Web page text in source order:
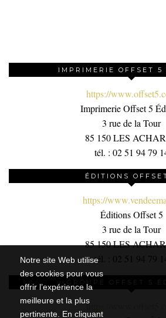
Notre site Web utilise
des cookies pour vous
offrir l’expérience la
meilleure et la plus
pertinente. En cliquant
IMPRIMERIE OFFSET 5
https://
Imprimerie Offset 5
3 rue de la Tour
85 150 LES
tél. : 02 51 94 79
ÉDITIONS
https://
Éditions Offset 5
3 rue de la Tour
85 150 LES
tél. : 02 51 94 79
GROUPE OFFSET 5
https://